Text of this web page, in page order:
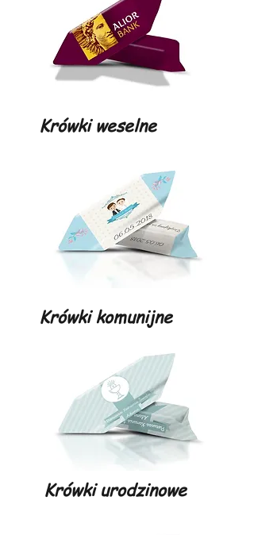
Krówki weselne
Krówki komunijne
Krówki urodzinowe